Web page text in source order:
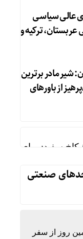
عالی سیاسی
عربستان، ترکیه و
مادر برترین
از باورهای
کاخ سفید: برای
یمن به
تغذیه برای
صنعتی
روز از سفر